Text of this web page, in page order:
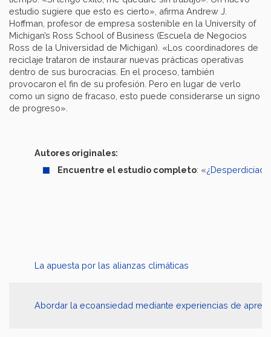
estudio sugiere que esto es cierto», afirma Andrew J.
Hoffman, profesor de empresa sostenible en la University of
Michigan’s Ross School of Business (Escuela de Negocios
Ross de la Universidad de Michigan). «Los coordinadores de
reciclaje trataron de instaurar nuevas prácticas operativas
dentro de sus burocracias. En el proceso, también
provocaron el fin de su profesión. Pero en lugar de verlo
como un signo de fracaso, esto puede considerarse un signo
de progreso».
Autores originales:
Encuentre el estudio completo: «
La apuesta por las alianzas climáticas
Abordar la ecoansiedad mediante experiencias de